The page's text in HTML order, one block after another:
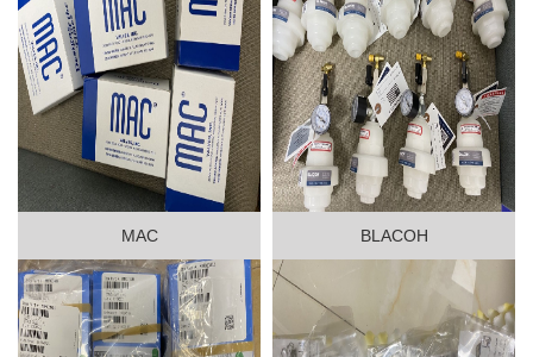
MAC BLACOH